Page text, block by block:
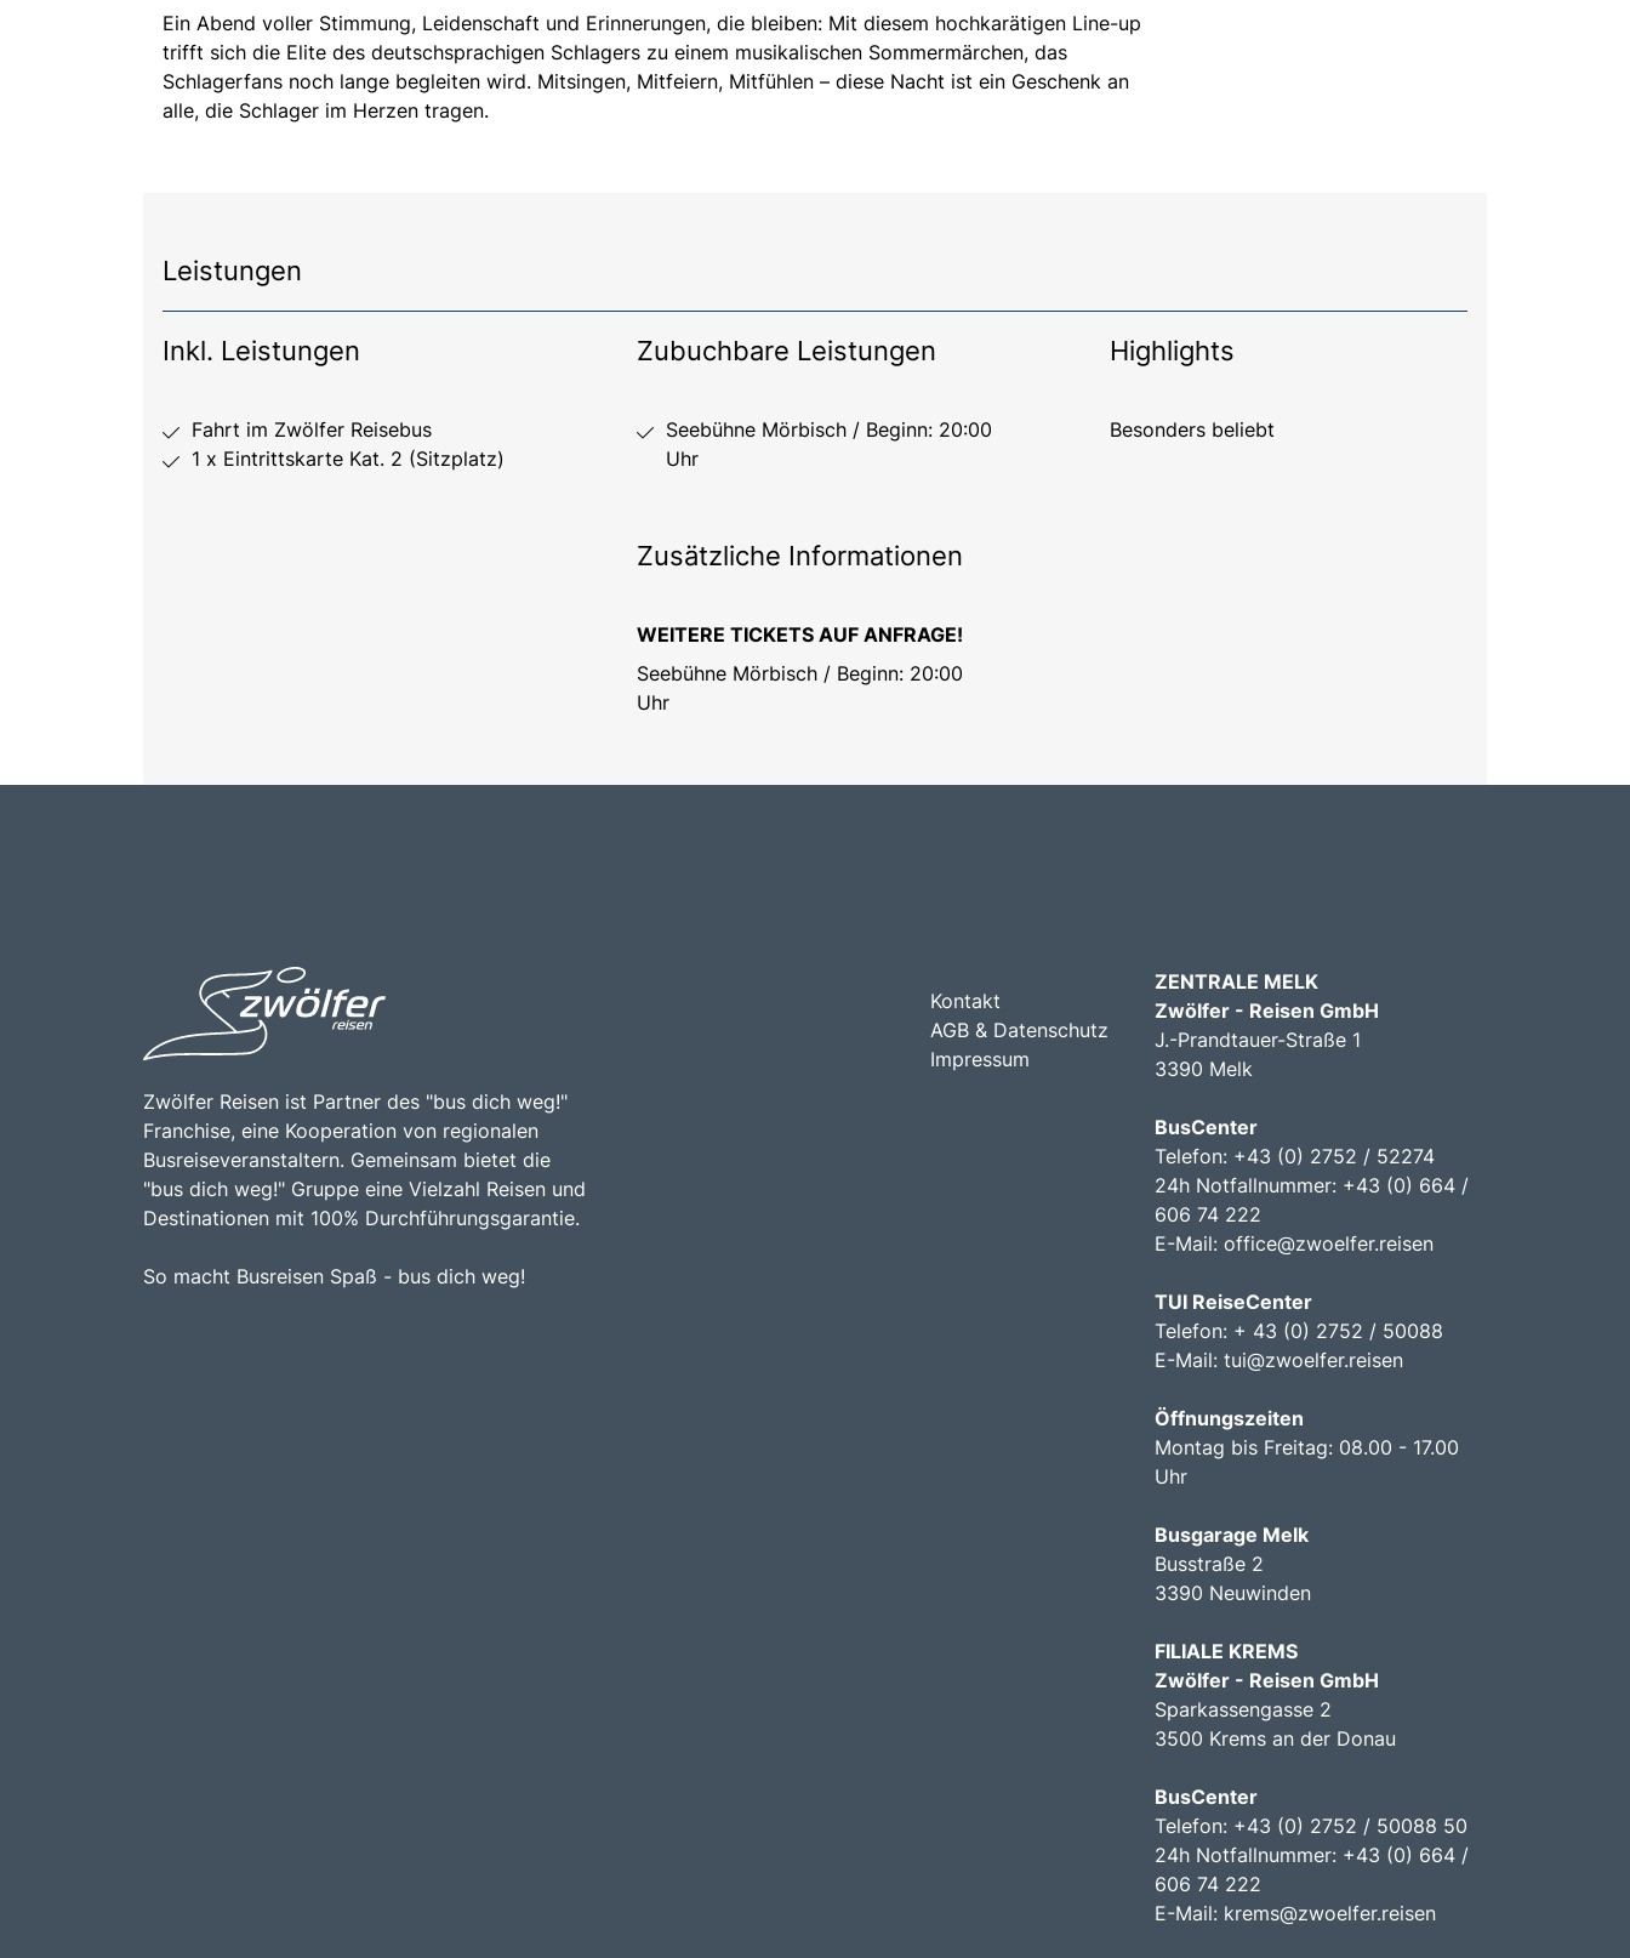
Ein Abend voller Stimmung, Leidenschaft und Erinnerungen, die bleiben: Mit diesem hochkarätigen Line-up
trifft sich die Elite des deutschsprachigen Schlagers zu einem musikalischen Sommermärchen, das
Schlagerfans noch lange begleiten wird. Mitsingen, Mitfeiern, Mitfühlen – diese Nacht ist ein Geschenk an
alle, die Schlager im Herzen tragen.
Leistungen
Inkl. Leistungen
Fahrt im Zwölfer Reisebus
1 x Eintrittskarte Kat. 2 (Sitzplatz)
Zubuchbare Leistungen
Seebühne Mörbisch / Beginn: 20:00
Uhr
Zusätzliche Informationen
WEITERE TICKETS AUF ANFRAGE!
Seebühne Mörbisch / Beginn: 20:00
Uhr
Highlights
Besonders beliebt
Zwölfer Reisen ist Partner des "bus dich weg!"
Franchise, eine Kooperation von regionalen
Busreiseveranstaltern. Gemeinsam bietet die
"bus dich weg!" Gruppe eine Vielzahl Reisen und
Destinationen mit 100% Durchführungsgarantie.
So macht Busreisen Spaß - bus dich weg!
Kontakt
AGB & Datenschutz
Impressum
ZENTRALE MELK
Zwölfer - Reisen GmbH
J.-Prandtauer-Straße 1
3390 Melk
BusCenter
Telefon: +43 (0) 2752 / 52274
24h Notfallnummer: +43 (0) 664 /
606 74 222
E-Mail: office@zwoelfer.reisen
TUI ReiseCenter
Telefon: + 43 (0) 2752 / 50088
E-Mail: tui@zwoelfer.reisen
Öffnungszeiten
Montag bis Freitag: 08.00 - 17.00
Uhr
Busgarage Melk
Busstraße 2
3390 Neuwinden
FILIALE KREMS
Zwölfer - Reisen GmbH
Sparkassengasse 2
3500 Krems an der Donau
BusCenter
Telefon: +43 (0) 2752 / 50088 50
24h Notfallnummer: +43 (0) 664 /
606 74 222
E-Mail: krems@zwoelfer.reisen